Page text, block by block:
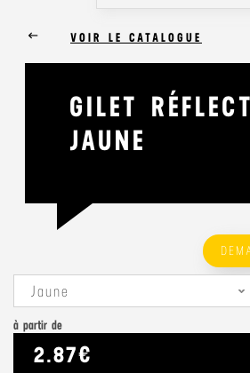
keyboard_backspace VOIR LE CATALOGUE
GILET
JAUNE
Jaune
à partir de
2.87€